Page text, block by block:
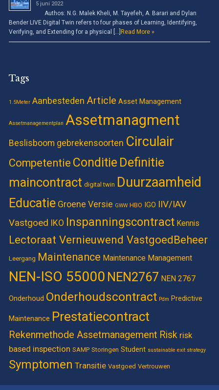
5 juni 2022
Authos: N.G. Malek Kheli, M. Tayefeh, A. Barari and Dylan
Bender LIVE Digital Twin refers to four phases of Learning, Identifying,
Verifying, and Extending for a physical […] Read More »
Tags
1.5Meter Aanbesteden Article Asset Management
Assetmanagementplan Assetmanagment
Beslisboom gebrekensoorten Circulair
Competentie Conditie Definitie
maincontract digital twin Duurzaamheid
Educatie Groene Versie GWW HBO IGO IIV/IAV
Vastgoed IKO Inspanningscontract Kennis
Lectoraat Vernieuwend VastgoedBeheer
Leergang Maintenance Maintenance Management
NEN-ISO 55000 NEN2767 NEN 2767
Onderhoud Onderhoudscontract Pdm Predictive
Maintenance Prestatiecontract
Rekenmethode Assetmanagement Risk risk
based inspection SAMP Storingen Student sustainable exit strategy
Symptomen Transitie Vastgoed Vertrouwen